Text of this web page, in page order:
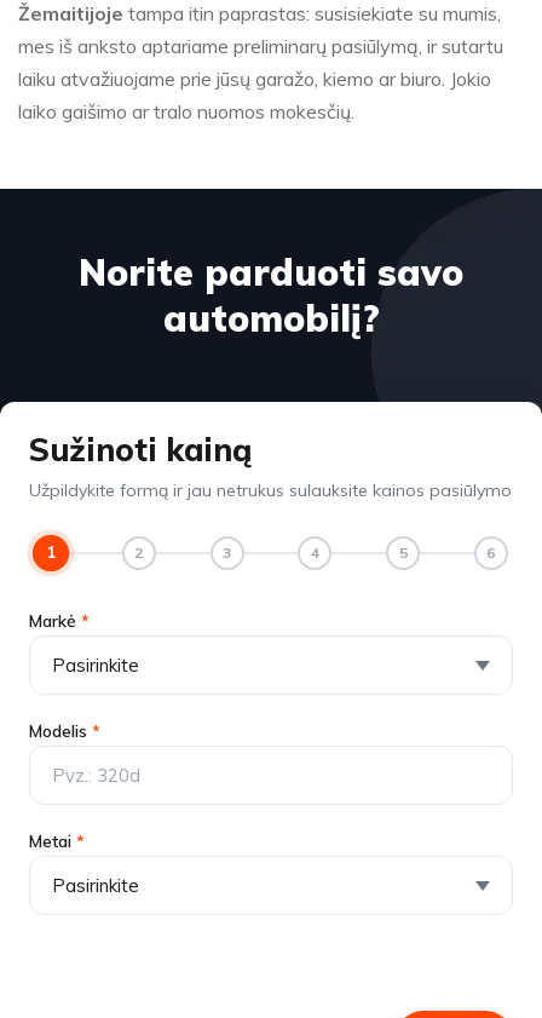
Žemaitijoje tampa itin paprastas: susisiekiate su mumis,
mes iš anksto aptariame preliminarų pasiūlymą, ir sutartu
laiku atvažiuojame prie jūsų garažo, kiemo ar biuro. Jokio
laiko gaišimo ar tralo nuomos mokesčių.
Norite parduoti savo
automobilį?
Sužinoti kainą
Užpildykite formą ir jau netrukus sulauksite kainos pasiūlymo
1 2 3 4 5 6
Markė *
Modelis *
Metai *